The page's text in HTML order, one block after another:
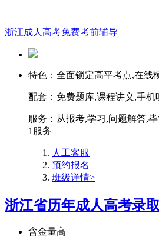
浙江成人高考免费考前辅导
特色： 全面锁定高平考点,在线
配套： 免费题库,课程讲义,手机
服务： 从报考,学习,问题解答,
1服务
人工客服
预约报名
班级详情>
浙江省历年成人高考录
含金量高